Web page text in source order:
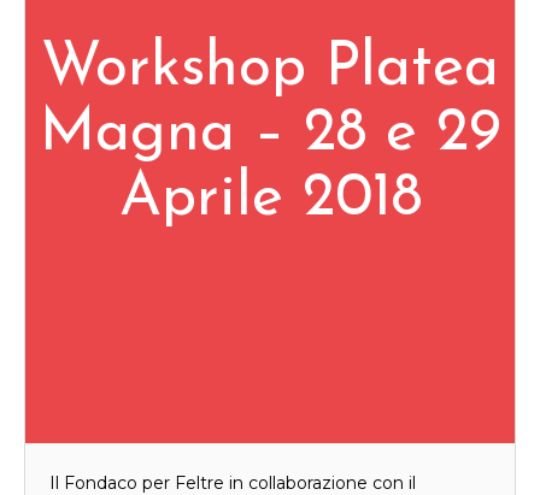
Workshop Platea
Magna – 28 e 29
Aprile 2018
Il Fondaco per Feltre in collaborazione con il